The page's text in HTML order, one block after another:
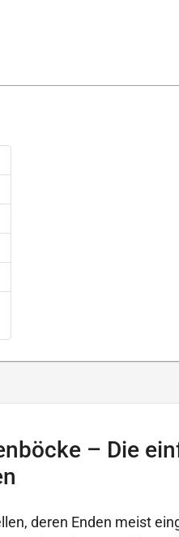
– Die
deren Enden meist